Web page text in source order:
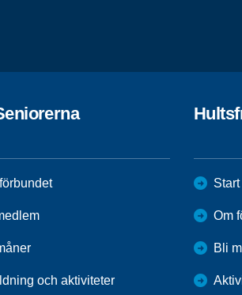
och aktiviteter
Start
Om
Bli